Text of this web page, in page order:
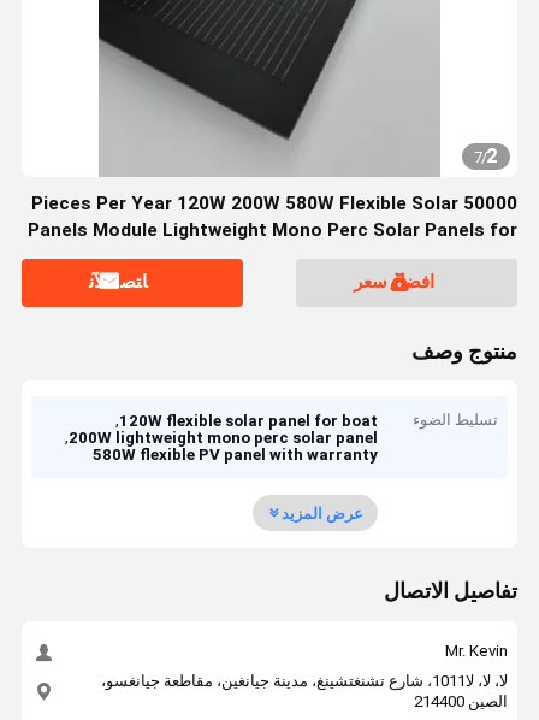
2
/
7
50000 Pieces Per Year 120W 200W 580W Flexible Solar
Panels Module Lightweight Mono Perc Solar Panels for
افضل سعر
ﺎﺘﺼﻟ ﺍﻶﻧ
منتوج وصف
تسليط الضوء 120W flexible solar panel for boat
,
200W lightweight mono perc solar panel
,
580W flexible PV panel with warranty
عرض المزيد
تفاصيل الاتصال
Mr. Kevin
لا، لا، لا1011، شارع تشنغتشينغ، مدينة جيانغين، مقاطعة جيانغسو،
الصين 214400